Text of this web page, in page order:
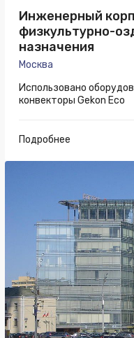
Инженерный
физкультурно-
назначения
Москва
Использовано
конвекторы Gekon Eco
Подробнее